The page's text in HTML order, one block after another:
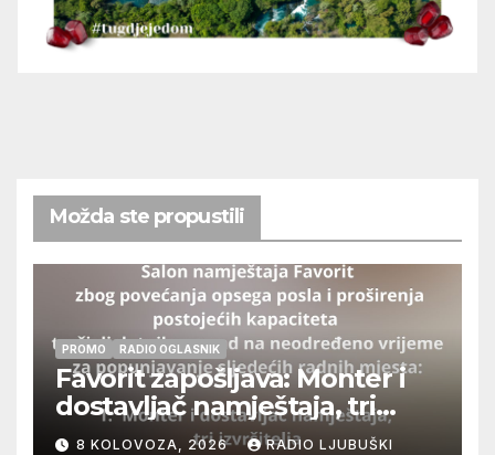
Možda ste propustili
PROMO RADIO OGLASNIK
Favorit zapošljava: Monter i
dostavljač namještaja, tri
izvršitelja
8 KOLOVOZA, 2026 RADIO LJUBUŠKI